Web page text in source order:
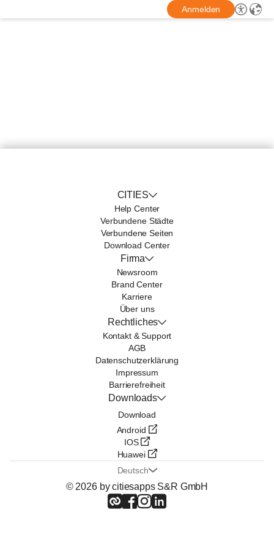
Anmelden
CITIES
Help Center
Verbundene Städte
Verbundene Seiten
Download Center
Firma
Newsroom
Brand Center
Karriere
Über uns
Rechtliches
Kontakt & Support
AGB
Datenschutzerklärung
Impressum
Barrierefreiheit
Downloads
Download
Android
IOS
Huawei
Deutsch
© 2026 by citiesapps S&R GmbH